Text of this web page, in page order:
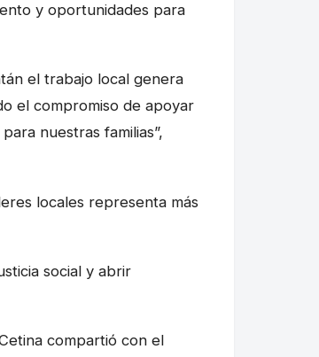
y oportunidades para
el trabajo local genera
el compromiso de apoyar
nuestras familias”,
locales representa más
social y abrir
compartió con el